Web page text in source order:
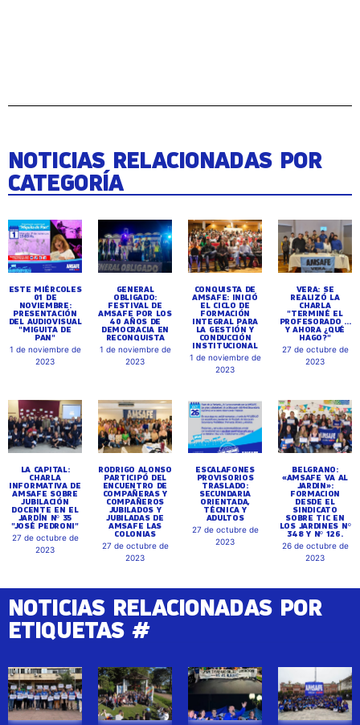
NOTICIAS RELACIONADAS POR
CATEGORÍA
ESTE MIÉRCOLES
01 DE
NOVIEMBRE:
PRESENTACIÓN
DEL AUDIOVISUAL
"MIGUITA DE
PAN"
1 de noviembre de
2023
GENERAL
OBLIGADO:
FESTIVAL DE
AMSAFE POR LOS
40 AÑOS DE
DEMOCRACIA EN
RECONQUISTA
1 de noviembre de
2023
CONQUISTA DE
AMSAFE: INICIÓ
EL CICLO DE
FORMACIÓN
INTEGRAL PARA
LA GESTIÓN Y
CONDUCCIÓN
INSTITUCIONAL
1 de noviembre de
2023
VERA: SE
REALIZÓ LA
CHARLA
"TERMINÉ EL
PROFESORADO ...
Y AHORA ¿QUÉ
HAGO?"
27 de octubre de
2023
LA CAPITAL:
CHARLA
INFORMATIVA DE
AMSAFE SOBRE
JUBILACIÓN
DOCENTE EN EL
JARDÍN Nº 35
"JOSÉ PEDRONI"
27 de octubre de
2023
RODRIGO ALONSO
PARTICIPÓ DEL
ENCUENTRO DE
COMPAÑERAS Y
COMPAÑEROS
JUBILADOS Y
JUBILADAS DE
AMSAFE LAS
COLONIAS
27 de octubre de
2023
ESCALAFONES
PROVISORIOS
TRASLADO:
SECUNDARIA
ORIENTADA,
TÉCNICA Y
ADULTOS
27 de octubre de
2023
BELGRANO:
«AMSAFE VA AL
JARDIN»:
FORMACION
DESDE EL
SINDICATO
SOBRE TIC EN
LOS JARDINES Nº
348 Y Nº 126.
26 de octubre de
2023
NOTICIAS RELACIONADAS POR
ETIQUETAS #